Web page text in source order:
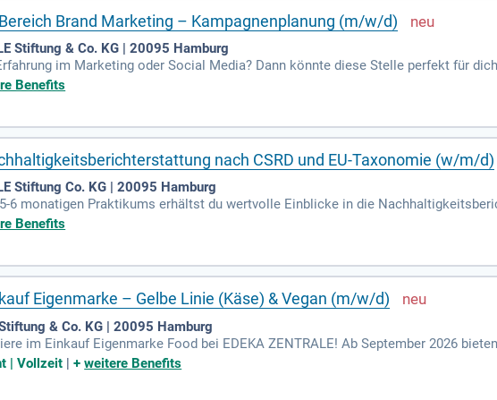
Brand Marketing – Kampagnenplanung (m/w/d)
Stiftung & Co. KG | 20095 Hamburg
im Marketing oder Social Media? Dann könnte diese Stelle perfekt für
Interesse am Handel. Du solltest sicher im Umgang mit MS Office,
mit regelmäßigem Feedback fördert!
Benefits
nach CSRD und EU-Taxonomie (w/m/d)
Stiftung Co. KG | 20095 Hamburg
6 monatigen Praktikums erhältst du wertvolle Einblicke in die
der Umsetzung der regulatorischen Anforderungen wie CSRD und EU-
Vorlagen, Präsentationen und unterstützt die Kommunikation mit
die Berichtssoftware, um die Qualität der Dokumentation zu steigern.
Benefits
Eigenmarke – Gelbe Linie (Käse) & Vegan (m/w/d)
& Co. KG | 20095 Hamburg
im Einkauf Eigenmarke Food bei EDEKA ZENTRALE! Ab September 2026
das sich auf hochwertige Molkereiprodukte und Käse spezialisiert. Werde
und Marktanalysen sowie Wettbewerbsbeobachtungen. Du kannst aktiv an der
arbeitest du eng mit dem Marketing zusammen, um Werbekampagnen und
| Vollzeit |+weitere Benefits